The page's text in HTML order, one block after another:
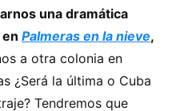
una dramática
Palmeras en la nieve,
a otra colonia en
¿Será la última o Cuba
Tendremos que